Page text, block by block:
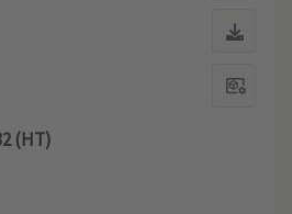
(HT)